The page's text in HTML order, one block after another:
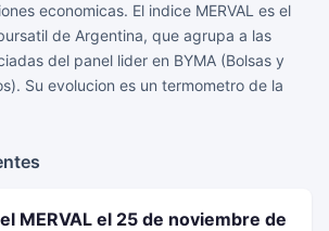
economicas. El indice MERVAL es el
de Argentina, que agrupa a las
del panel lider en BYMA (Bolsas y
Su evolucion es un termometro de la
MERVAL el 25 de noviembre de